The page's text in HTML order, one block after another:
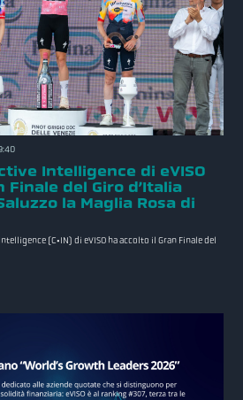
Intelligence di eVISO
Finale del Giro d’Italia
la Maglia Rosa di
(C•IN) di eVISO ha accolto il Gran Finale del